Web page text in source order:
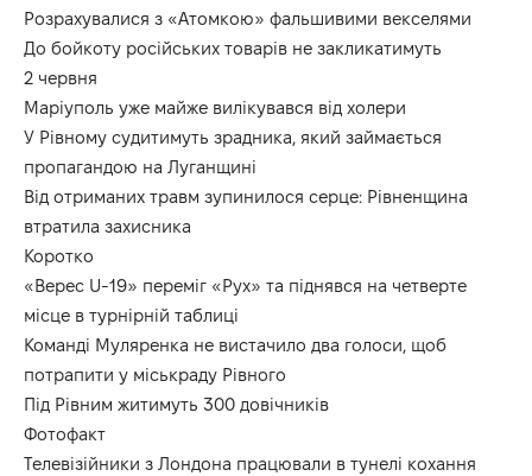
Розрахувалися з «Атомкою» фальшивими векселями
До бойкоту російських товарів не закликатимуть
2 червня
Маріуполь уже майже вилікувався від холери
У Рівному судитимуть зрадника, який займається
пропагандою на Луганщині
Від отриманих травм зупинилося серце: Рівненщина
втратила захисника
Коротко
«Верес U-19» переміг «Рух» та піднявся на четверте
місце в турнірній таблиці
Команді Муляренка не вистачило два голоси, щоб
потрапити у міськраду Рівного
Під Рівним житимуть 300 довічників
Фотофакт
Телевізійники з Лондона працювали в тунелі кохання